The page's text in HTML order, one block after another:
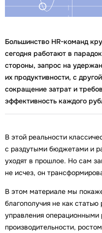
Большинство HR-команд
сегодня работают в
стороны, запрос на
их продуктивности, с
сокращение затрат и
эффективность каждого
В этой реальности
с раздутыми бюджетами и
уходят в прошлое. Но сам
не исчез, он
В этом материале мы
благополучия не как
управления
производительности,